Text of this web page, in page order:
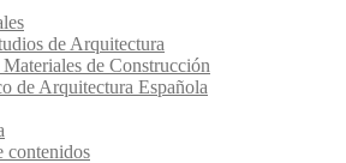
de Arquitectura
de Construcción
de Arquitectura Española
contenidos